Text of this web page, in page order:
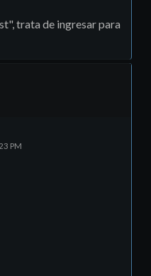
trata de ingresar para
PM